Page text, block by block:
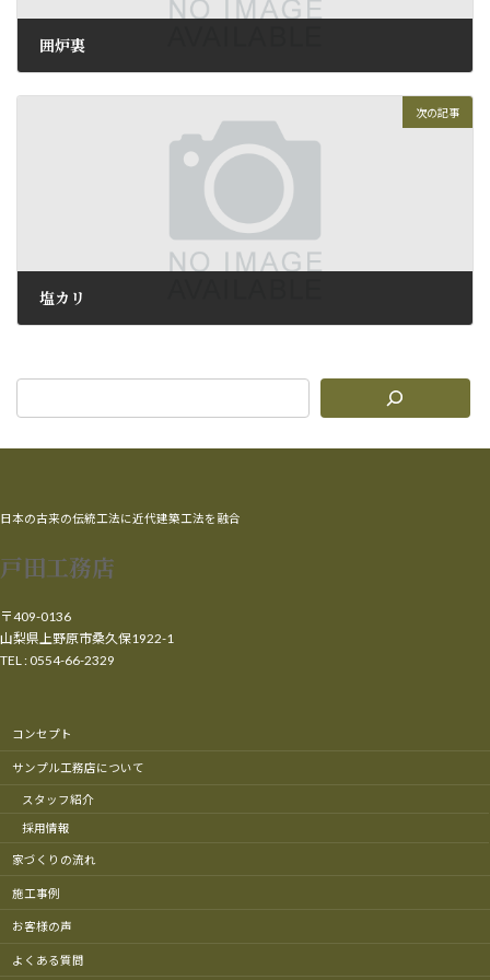
囲炉裏
次の記事
塩カリ
日本の古来の伝統工法に近代建築工法を融合
戸田工務店
〒409-0136
山梨県上野原市桑久保1922-1
TEL : 0554-66-2329
コンセプト
サンプル工務店について
スタッフ紹介
採用情報
家づくりの流れ
施工事例
お客様の声
よくある質問